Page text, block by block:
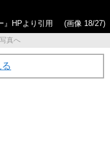
』HPより引用
(画像 18/27)
真へ